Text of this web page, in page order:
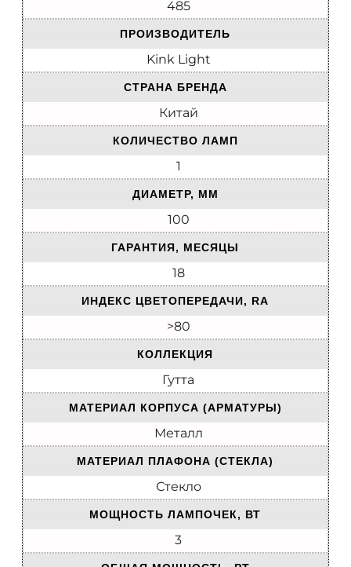
485
ПРОИЗВОДИТЕЛЬ
Kink Light
СТРАНА БРЕНДА
Китай
КОЛИЧЕСТВО ЛАМП
1
ДИАМЕТР, ММ
100
ГАРАНТИЯ, МЕСЯЦЫ
18
ИНДЕКС ЦВЕТОПЕРЕДАЧИ, RA
>80
КОЛЛЕКЦИЯ
Гутта
МАТЕРИАЛ КОРПУСА (АРМАТУРЫ)
Металл
МАТЕРИАЛ ПЛАФОНА (СТЕКЛА)
Стекло
МОЩНОСТЬ ЛАМПОЧЕК, ВТ
3